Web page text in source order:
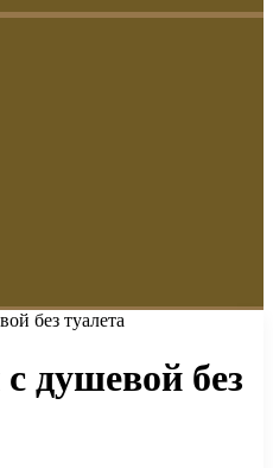
без туалета
душевой без